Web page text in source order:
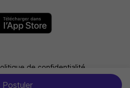
Postuler
de confidentialité
: non conforme